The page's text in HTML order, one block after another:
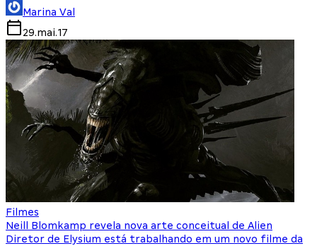
Marina Val
29.mai.17
Filmes
Neill Blomkamp revela nova arte conceitual de Alien
Diretor de Elysium está trabalhando em um novo filme da